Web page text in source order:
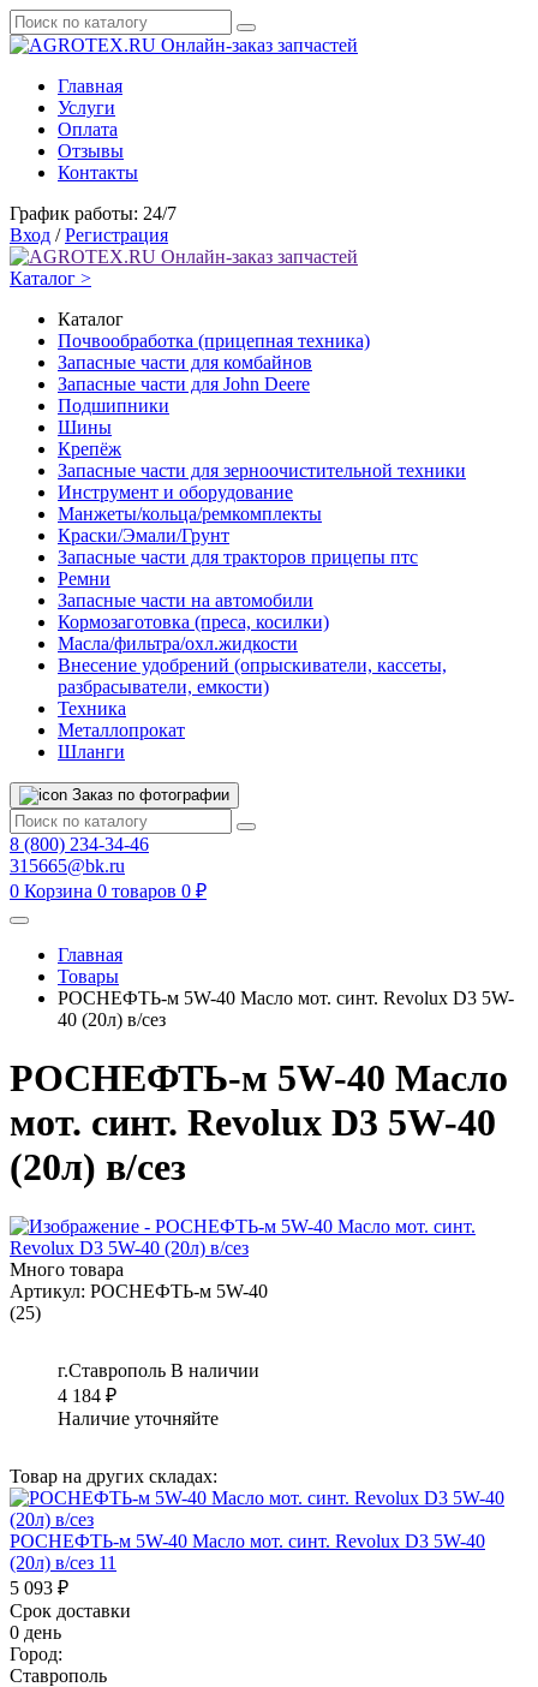
Онлайн-заказ запчастей
Главная
Услуги
Оплата
Отзывы
Контакты
График работы: 24/7
Вход / Регистрация
Онлайн-заказ запчастей
Каталог >
Каталог
Почвообработка (прицепная техника)
Запасные части для комбайнов
Запасные части для John Deere
Подшипники
Шины
Крепёж
Запасные части для зерноочистительной техники
Инструмент и оборудование
Манжеты/кольца/ремкомплекты
Краски/Эмали/Грунт
Запасные части для тракторов прицепы птс
Ремни
Запасные части на автомобили
Кормозаготовка (преса, косилки)
Масла/фильтра/охл.жидкости
Внесение удобрений (опрыскиватели, кассеты,
разбрасыватели, емкости)
Техника
Металлопрокат
Шланги
Заказ по фотографии
8 (800) 234-34-46
315665@bk.ru
0 Корзина 0 товаров 0 ₽
Главная
Товары
РОСНЕФТЬ-м 5W-40 Масло мот. синт. Revolux D3 5W-
40 (20л) в/сез
РОСНЕФТЬ-м 5W-40 Масло
мот. синт. Revolux D3 5W-40
(20л) в/сез
Много товара
Артикул: РОСНЕФТЬ-м 5W-40
(25)
г.Ставрополь В наличии
4 184 ₽
Наличие уточняйте
Товар на других складах:
РОСНЕФТЬ-м 5W-40 Масло мот. синт. Revolux D3 5W-40
(20л) в/сез 11
5 093 ₽
Срок доставки
0 день
Город:
Ставрополь